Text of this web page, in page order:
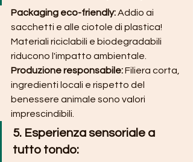
Packaging eco-friendly: Addio ai
sacchetti e alle ciotole di plastica!
Materiali riciclabili e biodegradabili
riducono l'impatto ambientale.
Produzione responsabile: Filiera corta,
ingredienti locali e rispetto del
benessere animale sono valori
imprescindibili.
5. Esperienza sensoriale a
tutto tondo: